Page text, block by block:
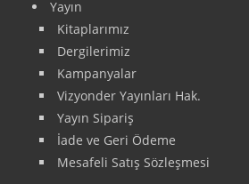
Yayın
Kitaplarımız
Dergilerimiz
Kampanyalar
Vizyonder Yayınları Hak.
Yayın Sipariş
İade ve Geri Ödeme
Mesafeli Satış Sözleşmesi